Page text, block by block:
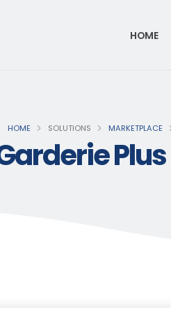
HOME
HOME SOLUTIONS MARKETPLACE
Plus